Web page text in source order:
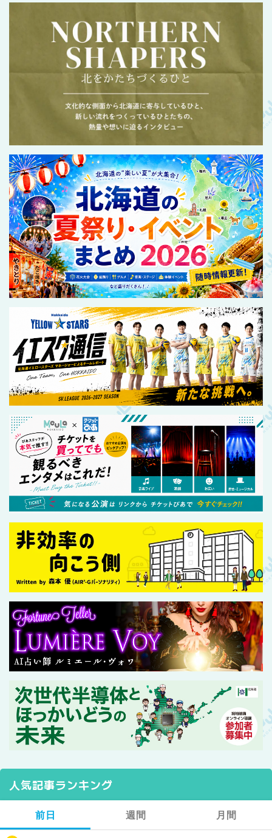
人気記事ランキング
前日 週間 月間